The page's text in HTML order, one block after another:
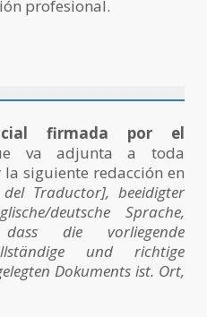
profesional.
firmada por el
va adjunta a toda
siguiente redacción en
Traductor], beeidigter
deutsche Sprache,
die vorliegende
und richtige
Dokuments ist. Ort,